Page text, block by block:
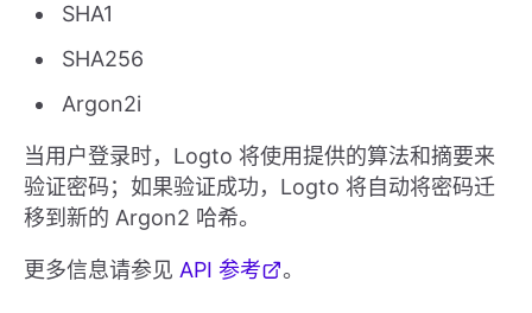
SHA1
SHA256
Argon2i
当用户登录时，Logto 将使用提供的算法和摘要来
验证密码；如果验证成功，Logto 将自动将密码迁
移到新的 Argon2 哈希。
更多信息请参见 API 参考 。